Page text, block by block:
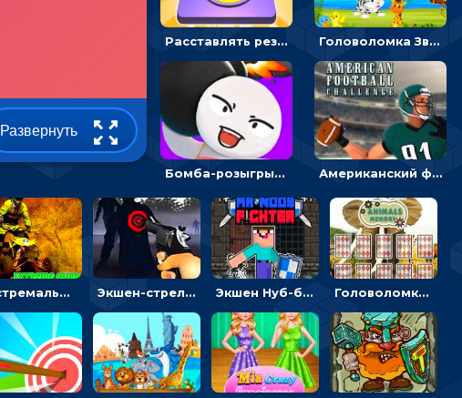
Расставлять резиновые кубики, чтобы делать поп-ит - гиперказуальные Головоломка Звери-малыши: открывай карточки по очереди, чтобы найти одинаковые
Бомба-розыгрыш: передавай и беги – 3D гиперказуалка Американский футбол 3D: поймай мяч и останови атаку соперника
Развернуть
Экстремальные пазлы с квадроциклами: собирать крутые тачки Экшен-стрелялка по зомби: целиться и попадать в бегущих монстров Экшен Нуб-боец: прыгать через препятствия или бить врагов мечом Головоломка с животными: переворачивать карточки, чтобы находить пару